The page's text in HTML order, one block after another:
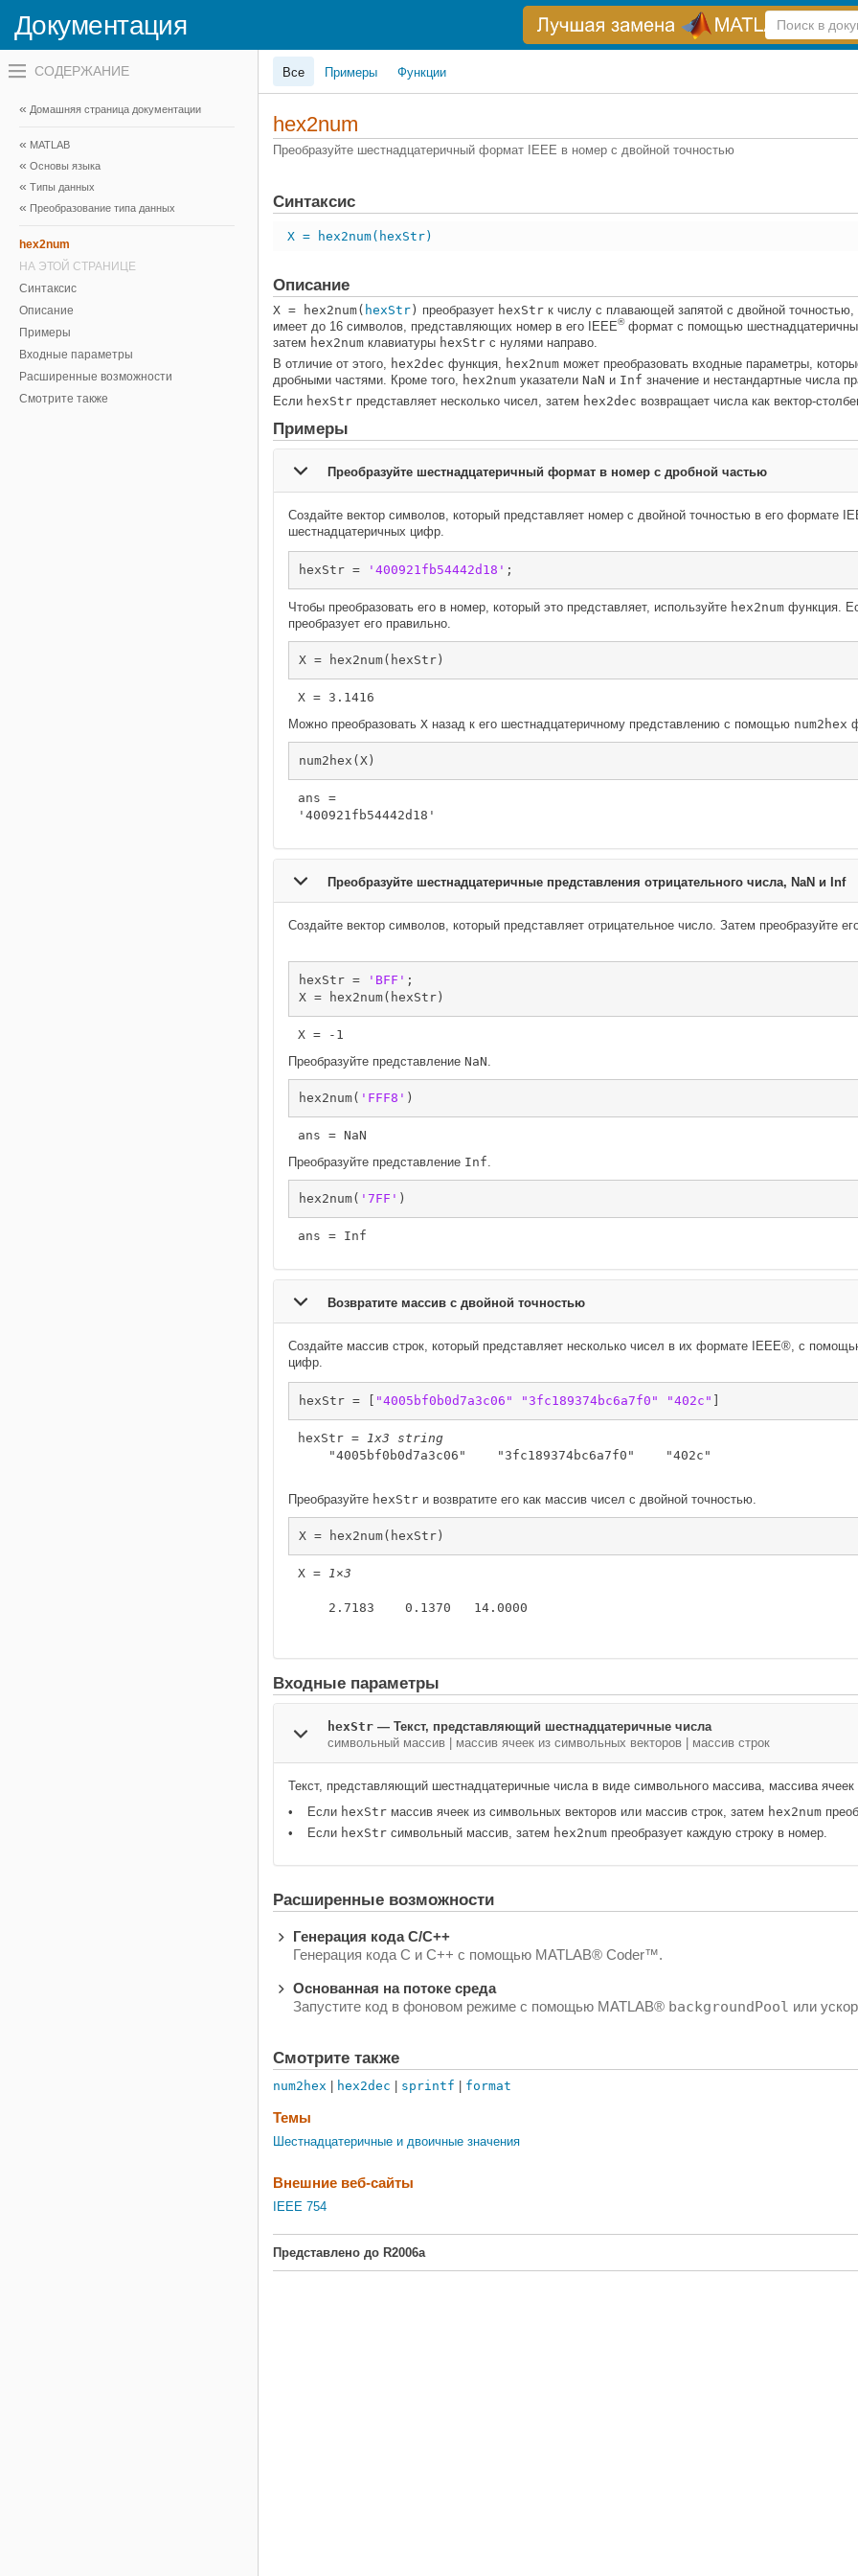
Документация
Справка
по
Переключатель
навигационного
вне
холста
навигационного
меню
холста
Домашняя страница документации
MATLAB
Основы языка
Типы данных
Преобразование типа данных
hex2num
НА ЭТОЙ СТРАНИЦЕ
Синтаксис
Описание
Примеры
Входные параметры
Расширенные возможности
Смотрите также
Все Примеры Функции
hex2num
Преобразуйте шестнадцатеричный формат IEEE в номер с двойной точностью
Синтаксис
X = hex2num(hexStr)
Описание
X = hex2num( hexStr ) преобразует hexStr к числу с плавающей запятой с двойной
имеет до 16 символов, представляющих номер в его IEEE®формат с помощью
затем hex2num клавиатуры hexStr с нулями направо.
В отличие от этого, hex2dec функция, hex2num может преобразовать входные параметры,
дробными частями. Кроме того, hex2num указатели NaN и Inf значение и нестандартные числа
Если hexStr представляет несколько чисел, затем hex2dec возвращает числа как вектор-
Примеры
Преобразуйте шестнадцатеричный формат в номер с дробной частью
Создайте вектор символов, который представляет номер с двойной точностью в его формате
шестнадцатеричных цифр.
hexStr = '400921fb54442d18' ;
Чтобы преобразовать его в номер, который это представляет, используйте hex2num функция.
преобразует его правильно.
X = hex2num(hexStr)
Можно преобразовать X назад к его шестнадцатеричному представлению с помощью num2hex
num2hex(X)
ans =
Преобразуйте шестнадцатеричные представления отрицательного числа, NaN и Inf
Создайте вектор символов, который представляет отрицательное число. Затем преобразуйте
hexStr = 'BFF' ;
X = hex2num(hexStr)
Преобразуйте представление NaN.
hex2num( 'FFF8' )
Преобразуйте представление Inf.
hex2num( '7FF' )
Возвратите массив с двойной точностью
Создайте массив строк, который представляет несколько чисел в их формате IEEE®, с
цифр.
hexStr = [ "4005bf0b0d7a3c06" "3fc189374bc6a7f0" "402c"
hexStr = 1x3 string
    "4005bf0b0d7a3c06"    "3fc189374bc6a7f0"    "402c"
Преобразуйте hexStr и возвратите его как массив чисел с двойной точностью.
X = hex2num(hexStr)
X = 1×3
    2.7183    0.1370   14.0000
Входные параметры
hexStr — Текст, представляющий шестнадцатеричные числа
символьный массив
массив ячеек из символьных векторов массив строк
Текст, представляющий шестнадцатеричные числа в виде символьного массива, массива
Если hexStr массив ячеек из символьных векторов или массив строк, затем hex2num
Если hexStr символьный массив, затем hex2num преобразует каждую строку в номер.
Расширенные возможности
Генерация кода C/C++
Генерация кода C и C++ с помощью MATLAB® Coder™.
Основанная на потоке среда
Запустите код в фоновом режиме с помощью MATLAB® backgroundPool или
Смотрите также
num2hex hex2dec sprintf format
Темы
Шестнадцатеричные и двоичные значения
Внешние веб-сайты
IEEE 754
Представлено до R2006a